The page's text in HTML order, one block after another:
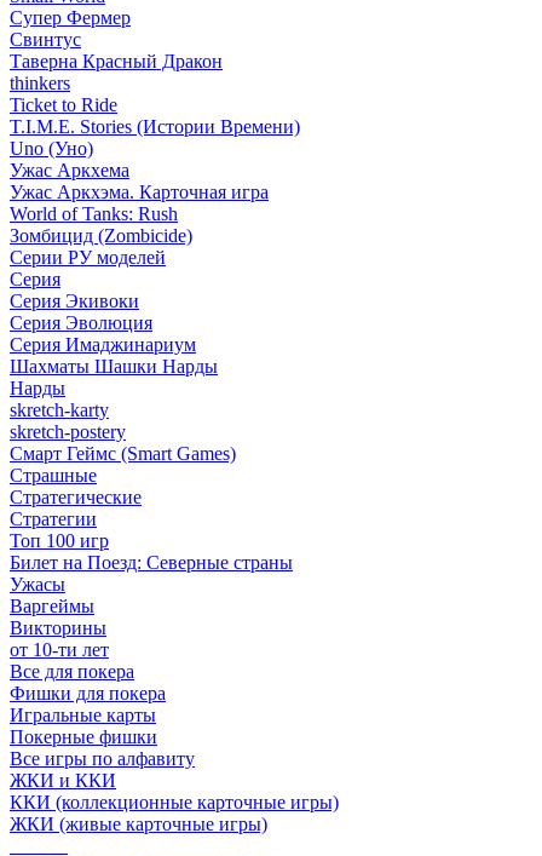
Супер Фермер
Свинтус
Таверна Красный Дракон
thinkers
Ticket to Ride
T.I.M.E. Stories (Истории Времени)
Uno (Уно)
Ужас Аркхема
Ужас Аркхэма. Карточная игра
World of Tanks: Rush
Зомбицид (Zombicide)
Серии РУ моделей
Серия
Серия Экивоки
Серия Эволюция
Серия Имаджинариум
Шахматы Шашки Нарды
Нарды
skretch-karty
skretch-postery
Смарт Геймс (Smart Games)
Страшные
Стратегические
Стратегии
Топ 100 игр
Билет на Поезд: Северные страны
Ужасы
Варгеймы
Викторины
от 10-ти лет
Все для покера
Фишки для покера
Игральные карты
Покерные фишки
Все игры по алфавиту
ЖКИ и ККИ
ККИ (коллекционные карточные игры)
ЖКИ (живые карточные игры)